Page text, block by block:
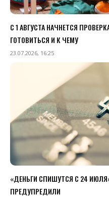
С 1 АВГУСТА НАЧНЕТСЯ
ГОТОВИТЬСЯ И К ЧЕМУ
23.07.2026, 16:25
«ДЕНЬГИ СПИШУТСЯ С 24
ПРЕДУПРЕДИЛИ